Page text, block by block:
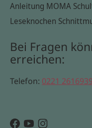
Anleitung MOMA
Leseknochen
Bei Fragen
erreichen:
Telefon: 0221 2616939